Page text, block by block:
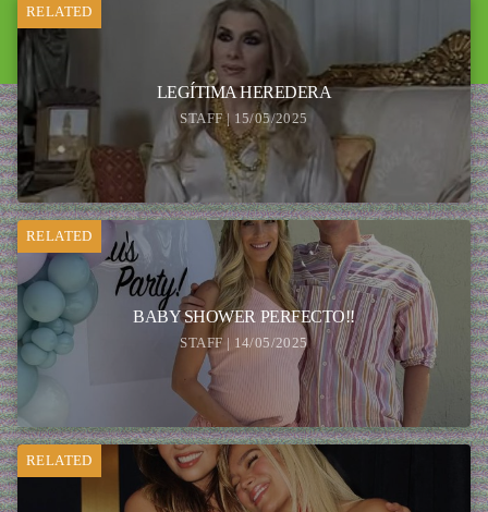
RELATED
LEGÍTIMA HEREDERA
STAFF | 15/05/2025
RELATED
BABY SHOWER PERFECTO!!
STAFF | 14/05/2025
RELATED